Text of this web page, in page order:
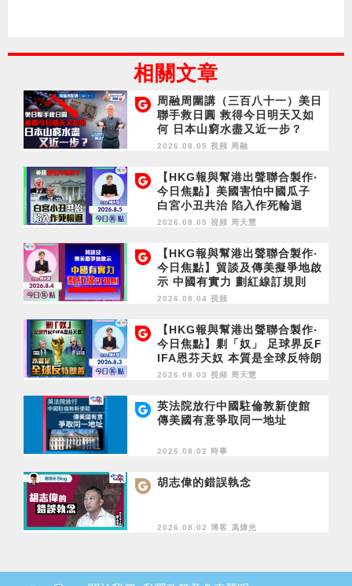
相關文章
周融周圍講（三百八十一）美日
聯手救日圓 救得今日明天又如
何 日本山窮水盡又近一步？
2026.08.05 視頻 周融
【HKG報與幫港出聲聯合製作‧
今日焦點】美國害怕中國瓜子
白宮小丑共治 陷入作死輪迴
2026.08.05 視頻 周天慧
【HKG報與幫港出聲聯合製作‧
今日焦點】貿談及傳美擬爭地啟
示 中國有實力 劃紅線訂規則
2026.08.04 視頻
【HKG報與幫港出聲聯合製作‧
今日焦點】剿「奴」 足球界反F
IFA恩芬天奴 本質是全球反特朗
普
2026.08.03 視頻 周天慧
英法院放行中國駐倫敦新使館
傳美國有意爭取同一地址
2026.08.02 時事
胡志偉的錯誤執念
2026.08.02 博客 馮煒光